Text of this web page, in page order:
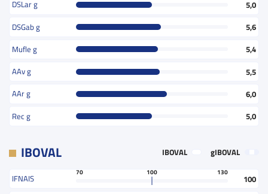
DSLar g
5,0
DSGab g
5,6
Mufle g
5,4
AAv g
5,5
AAr g
6,0
Rec g
5,0
IBOVAL IBOVAL gIBOVAL
IFNAIS
70 100 130
100